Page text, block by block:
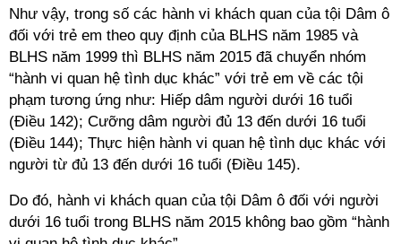
Như vậy, trong số các hành vi khách quan của tội Dâm ô
đối với trẻ em theo quy định của BLHS năm 1985 và
BLHS năm 1999 thì BLHS năm 2015 đã chuyển nhóm
“hành vi quan hệ tình dục khác” với trẻ em về các tội
phạm tương ứng như: Hiếp dâm người dưới 16 tuổi
(Điều 142); Cưỡng dâm người đủ 13 đến dưới 16 tuổi
(Điều 144); Thực hiện hành vi quan hệ tình dục khác với
người từ đủ 13 đến dưới 16 tuổi (Điều 145).
Do đó, hành vi khách quan của tội Dâm ô đối với người
dưới 16 tuổi trong BLHS năm 2015 không bao gồm “hành